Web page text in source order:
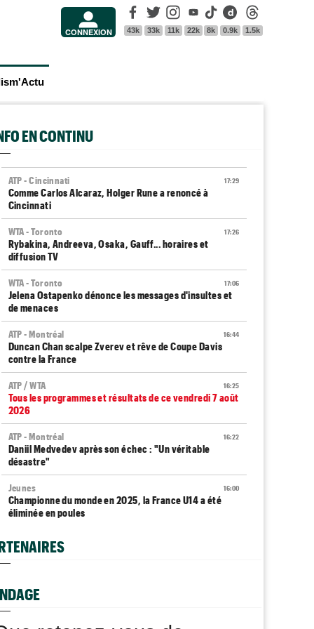
CONNEXION
Facebook
43k
Twitter
33k
Instagram
11k
Youtube
22k
Tik Tok
8k
Dailymotion
0.9k 1.5k
EN CONTINU
17:29
ATP - Cincinnati
Comme Carlos Alcaraz, Holger Rune a renoncé à
Cincinnati
17:26
WTA - Toronto
Rybakina, Andreeva, Osaka, Gauff... horaires et
diffusion TV
17:06
WTA - Toronto
Jelena Ostapenko dénonce les messages d'insultes et
de menaces
16:44
ATP - Montréal
Duncan Chan scalpe Zverev et rêve de Coupe Davis
contre la France
16:25
ATP / WTA
Tous les programmes et résultats de ce vendredi 7 août
2026
16:22
ATP - Montréal
Daniil Medvedev après son échec : "Un véritable
désastre"
16:00
Jeunes
Championne du monde en 2025, la France U14 a été
éliminée en poules
WTA - Toronto
Coco Gauff : "Je soutiens la communauté trans, mais..."
Coupe Galéa : l’équipe de France U18 championne
d’Europe 2026